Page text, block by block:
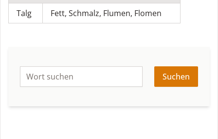
Talg Fett, Schmalz, Flumen, Flomen
Suchen